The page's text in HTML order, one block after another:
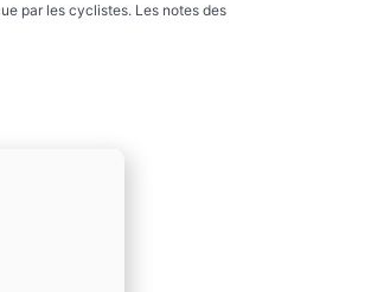
par les cyclistes. Les notes des